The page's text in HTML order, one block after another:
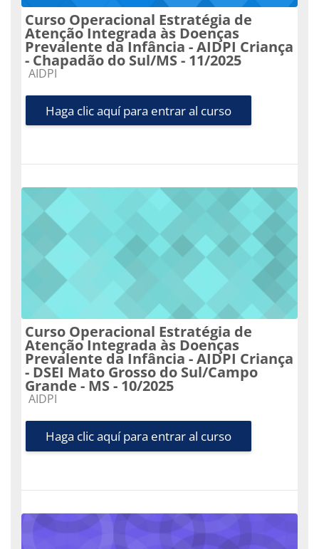
Curso Operacional Estratégia de
Atenção Integrada às Doenças
Prevalente da Infância - AIDPI Criança
- Chapadão do Sul/MS - 11/2025
Categoría de cursos
AIDPI
Haga clic aquí para entrar al curso
Curso Operacional Estratégia de
Atenção Integrada às Doenças
Prevalente da Infância - AIDPI Criança
- DSEI Mato Grosso do Sul/Campo
Grande - MS - 10/2025
Categoría de cursos
AIDPI
Haga clic aquí para entrar al curso